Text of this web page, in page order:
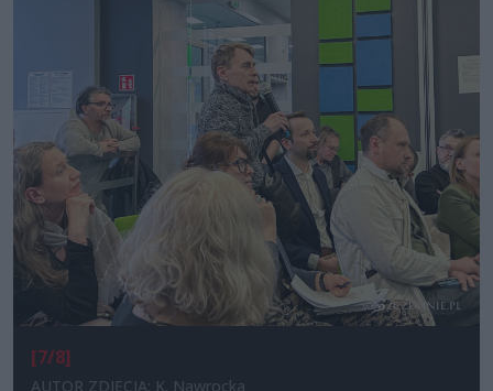
[7/8]
AUTOR ZDJĘCIA: K. Nawrocka